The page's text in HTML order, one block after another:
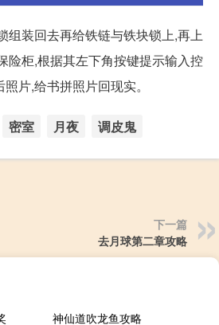
组装回去再给铁链与铁块锁上,再上
险柜,根据其左下角按键提示输入控
片,给书拼照片回现实。
密室 月夜 调皮鬼
下一篇
去月球第二章攻略
神仙道吹龙鱼攻略